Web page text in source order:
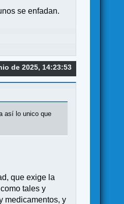
se enfadan.
de 2025, 14:23:53
así lo unico que
que exige la
tales y
medicamentos, y